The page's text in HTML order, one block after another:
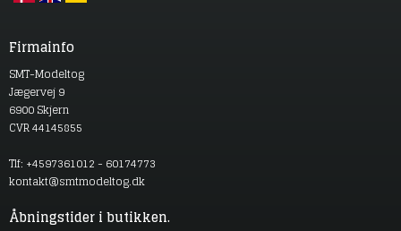
Firmainfo
SMT-Modeltog
Jægervej 9
6900 Skjern
CVR 44145855
Tlf: +4597361012 - 60174773
kontakt@smtmodeltog.dk
Åbningstider i butikken.